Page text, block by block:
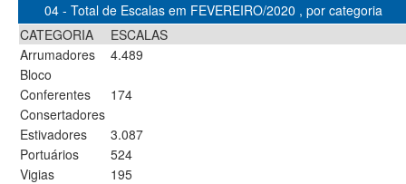
04 - Total de Escalas em FEVEREIRO/2020 , por categoria
CATEGORIA
ESCALAS
Arrumadores
4.489
Bloco
Conferentes
174
Consertadores
Estivadores
3.087
Portuários
524
Vigias
195